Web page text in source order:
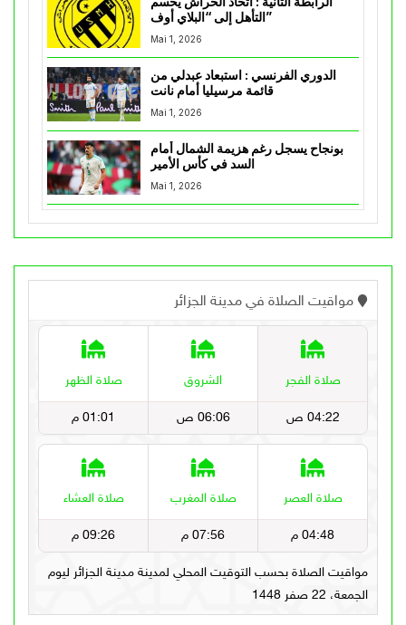
التأهل إلى “البلاي أوف”
Mai 1, 2026
الدوري الفرنسي : استبعاد عبدلي من
قائمة مرسيليا أمام نانت
Mai 1, 2026
بونجاح يسجل رغم هزيمة الشمال أمام
السد في كأس الأمير
Mai 1, 2026